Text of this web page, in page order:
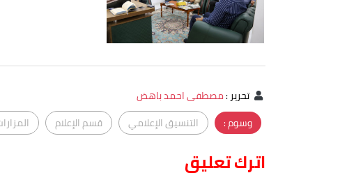
تحرير:مصطفى احمد باهض
وسوم :
التنسيق الإعلامي قسم الإعلام
اترك تعليق